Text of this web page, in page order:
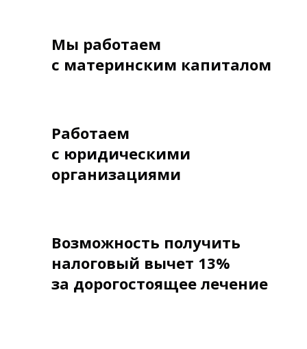
Мы работаем
с материнским капиталом
Работаем
с юридическими
организациями
Возможность получить
налоговый вычет 13%
за дорогостоящее лечение